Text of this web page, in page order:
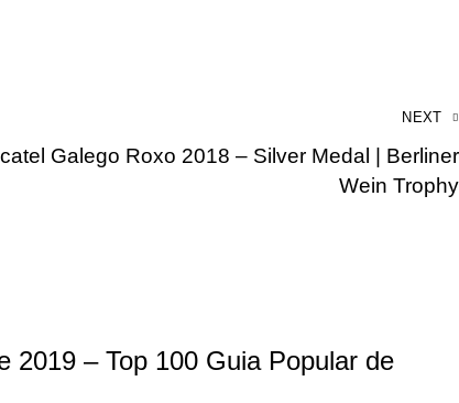
NEXT
Galego Roxo 2018 – Silver Medal | Berliner
Wein Trophy
2019 – Top 100 Guia Popular de